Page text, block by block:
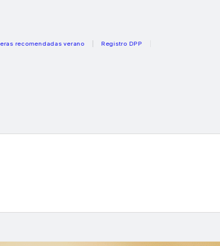
verano Registro DPP